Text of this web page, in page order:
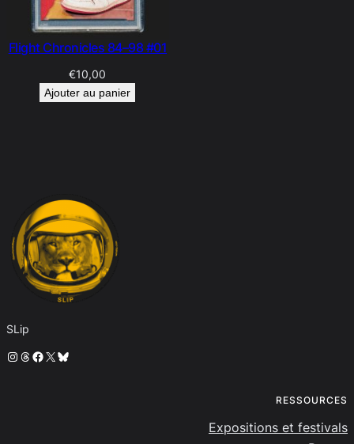
Flight Chronicles 84–98 #01
€10,00
Ajouter au panier
SLip
Instagram
Threads
Facebook
X Bluesky
RESSOURCES
Expositions et festivals